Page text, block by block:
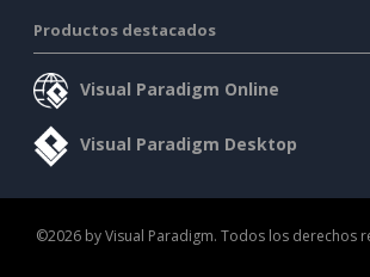
Productos destacados
Visual Paradigm Online
Visual Paradigm Desktop
©2026 by Visual Paradigm. Todos los derechos